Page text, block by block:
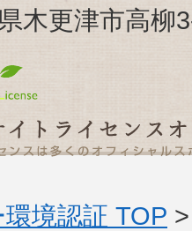
木更津市高柳
境認証 TOP